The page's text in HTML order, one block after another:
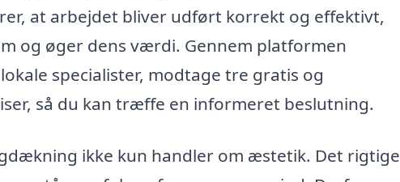
at arbejdet bliver udført korrekt og effektivt,
og øger dens værdi. Gennem platformen
specialister, modtage tre gratis og
så du kan træffe en informeret beslutning.
ikke kun handler om æstetik. Det rigtige